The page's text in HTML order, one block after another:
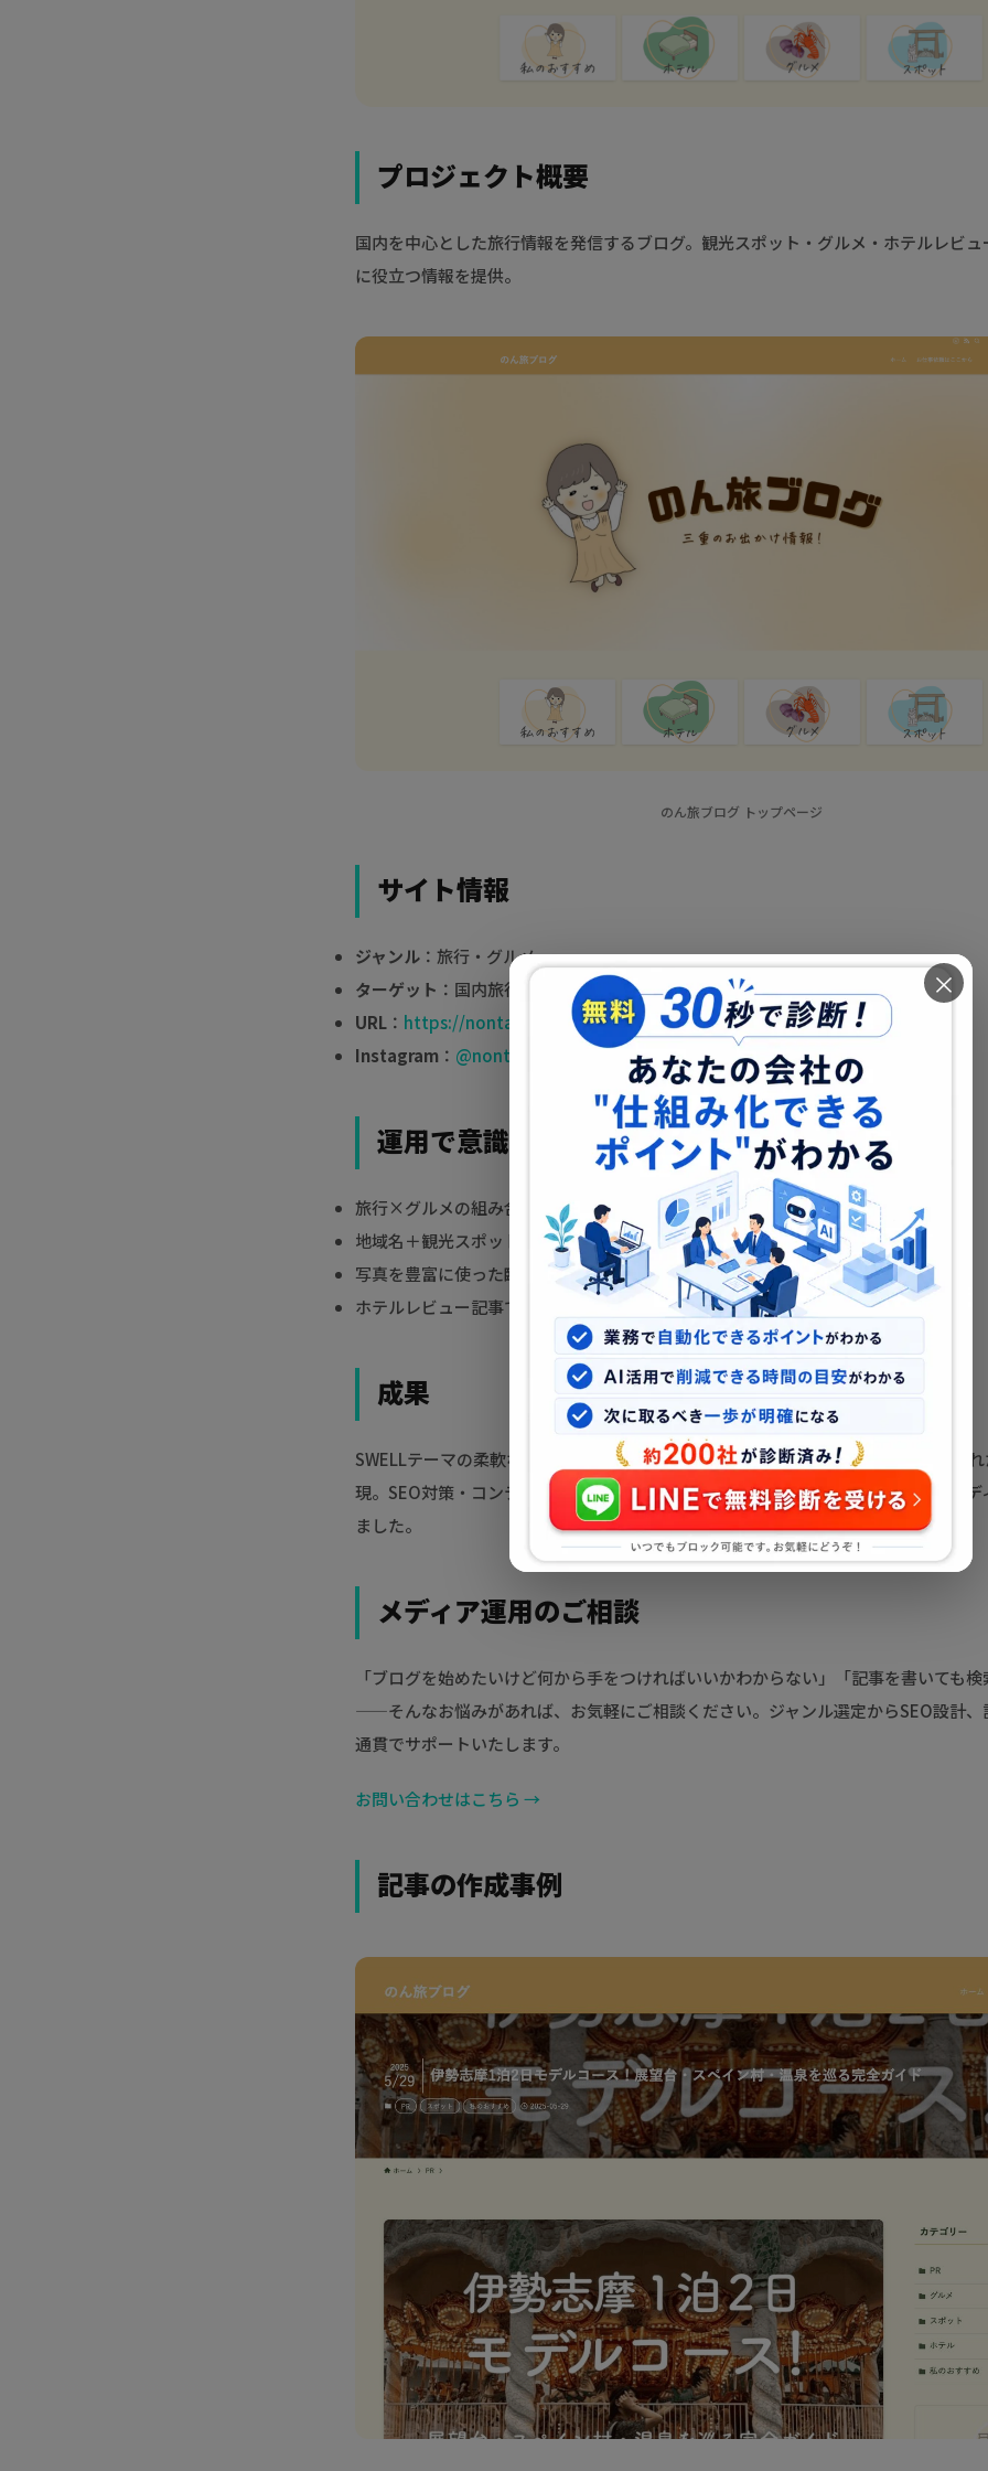
プロジェクト概要
国内を中心とした旅行情報を発信するブログ。観光スポット・グルメ・ホテルレビュ
に役立つ情報を提供。
のん旅ブログ トップページ
サイト情報
ジャンル ：旅行・グルメ
ターゲット ：国内旅行を楽しみたい方
URL ： https://nontabi.com/
Instagram ： @nontabi_mie
運用で意識したポイント
旅行×グルメの組み合わせで幅広い検索クエリをカバー
地域名＋観光スポットのロングテールキーワードで着実にアクセスを獲得
写真を豊富に使った臨場感のある記事で読者の旅行意欲を喚起
ホテルレビュー記事で旅行系アフィリエイトの収益化を実現
成果
SWELLテーマの柔軟なカスタマイズ性を活かし、旅行・グルメジャンルに最適化さ
現。SEO対策・コンテンツ戦略の両面からサポートし、読者にとって価値のあるメデ
ました。
メディア運用のご相談
「ブログを始めたいけど何から手をつければいいかわからない」「記事を書いても検
——そんなお悩みがあれば、お気軽にご相談ください。ジャンル選定からSEO設計、
通貫でサポートいたします。
お問い合わせはこちら →
記事の作成事例
×